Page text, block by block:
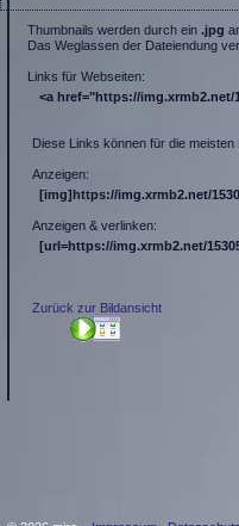
Thumbnails werden durch ein .jpg
Das Weglassen der Dateiendung
Links für Webseiten:
<a href="https://img.xrmb2.net/
Diese Links können für die
Anzeigen:
[img]https://img.xrmb2.net/
Anzeigen & verlinken:
[url=https://img.xrmb2.net/
Zurück zur Bildansicht